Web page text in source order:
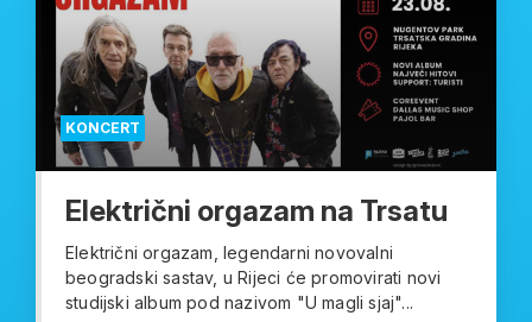
KONCERT
Električni orgazam na Trsatu
Električni orgazam, legendarni novovalni
beogradski sastav, u Rijeci će promovirati novi
studijski album pod nazivom "U magli sjaj"...